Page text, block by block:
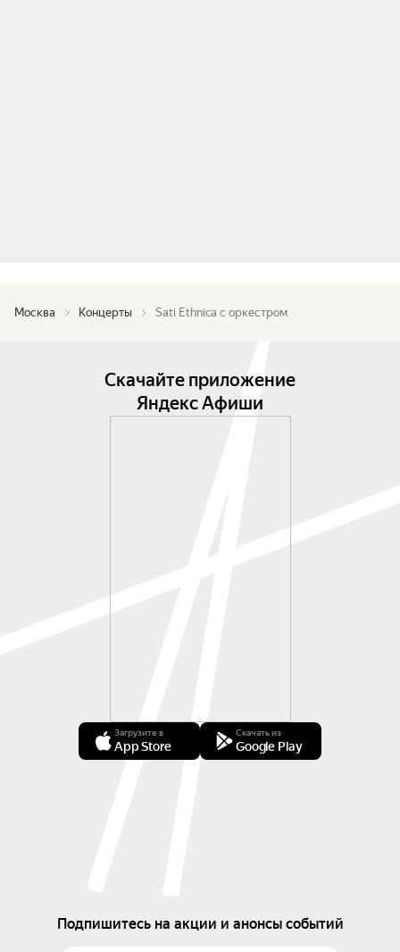
Москва Концерты Sati Ethnica с оркестром
Скачайте приложение
Яндекс Афиши
Загрузите в
App Store
Скачать из
Google Play
Подпишитесь на акции и анонсы событий